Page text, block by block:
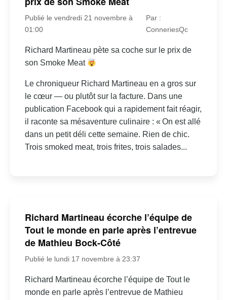
Publié le vendredi 21 novembre à
01:00
Par :
ConneriesQc
Richard Martineau pète sa coche sur le prix de
son Smoke Meat
Le chroniqueur Richard Martineau en a gros sur
le cœur — ou plutôt sur la facture. Dans une
publication Facebook qui a rapidement fait réagir,
il raconte sa mésaventure culinaire : « On est allé
dans un petit déli cette semaine. Rien de chic.
Trois smoked meat, trois frites, trois salades...
Richard Martineau écorche l’équipe de
Tout le monde en parle après l’entrevue
de Mathieu Bock-Côté
Publié le lundi 17 novembre à 23:37
Richard Martineau écorche l’équipe de Tout le
monde en parle après l’entrevue de Mathieu